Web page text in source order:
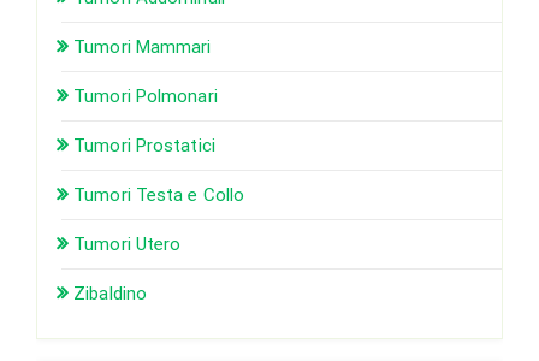
Tumori Mammari
Tumori Polmonari
Tumori Prostatici
Tumori Testa e Collo
Tumori Utero
Zibaldino